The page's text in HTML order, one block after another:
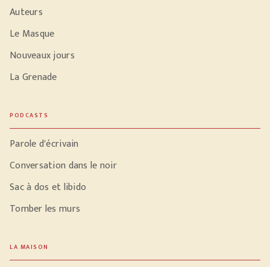
Auteurs
Le Masque
Nouveaux jours
La Grenade
PODCASTS
Parole d'écrivain
Conversation dans le noir
Sac à dos et libido
Tomber les murs
LA MAISON